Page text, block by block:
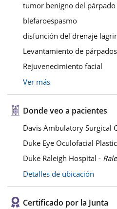
tumor benigno del párpado
blefaroespasmo
disfunción del drenaje
Levantamiento de párpados
Rejuvenecimiento facial
Ver más
Donde veo a pacientes
Davis Ambulatory Surgical
Duke Eye Oculofacial
Duke Raleigh Hospital -
Detalles de ubicación
Certificado por la Junta